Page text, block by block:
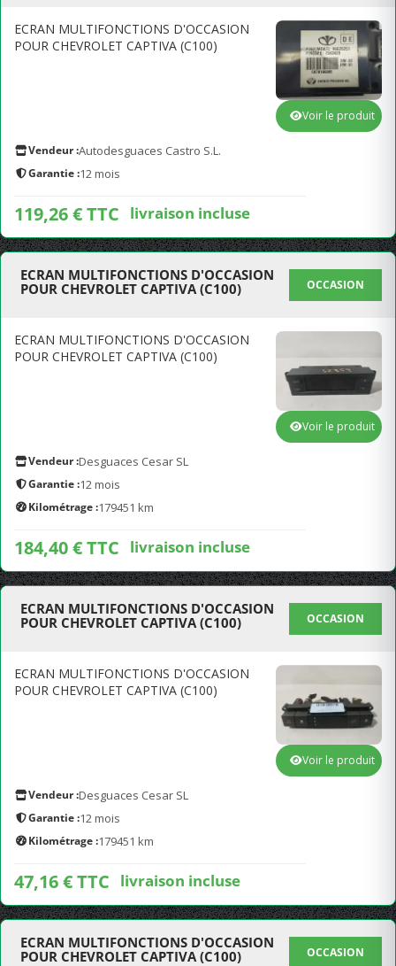
ECRAN MULTIFONCTIONS D'OCCASION
POUR CHEVROLET CAPTIVA (C100)
Vendeur :Autodesguaces Castro S.L.
Garantie :12 mois
119,26 € TTC livraison incluse
Voir le produit
ECRAN MULTIFONCTIONS D'OCCASION
POUR CHEVROLET CAPTIVA (C100)
OCCASION
ECRAN MULTIFONCTIONS D'OCCASION
POUR CHEVROLET CAPTIVA (C100)
Vendeur :Desguaces Cesar SL
Garantie :12 mois
Kilométrage :179451 km
184,40 € TTC livraison incluse
Voir le produit
ECRAN MULTIFONCTIONS D'OCCASION
POUR CHEVROLET CAPTIVA (C100)
OCCASION
ECRAN MULTIFONCTIONS D'OCCASION
POUR CHEVROLET CAPTIVA (C100)
Vendeur :Desguaces Cesar SL
Garantie :12 mois
Kilométrage :179451 km
47,16 € TTC livraison incluse
Voir le produit
ECRAN MULTIFONCTIONS D'OCCASION
POUR CHEVROLET CAPTIVA (C100)
OCCASION